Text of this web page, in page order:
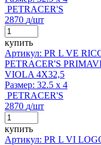
PETRACER'S
2870 д/шт
купить
Артикул: PR L VE
PETRACER'S
VIOLA 4X32,5
Размер: 32.5 x 4
PETRACER'S
2870 д/шт
купить
Артикул: PR L VI